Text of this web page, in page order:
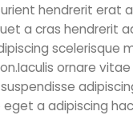
hendrerit erat
a cras hendrerit
scelerisque
ornare
a adipiscing